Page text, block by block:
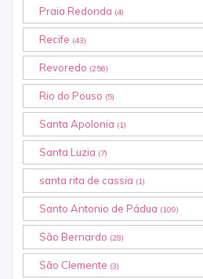
Praia Redonda (4)
Recife (43)
Revoredo (256)
Rio do Pouso (5)
Santa Apolonia (1)
Santa Luzia (7)
santa rita de cassia (1)
Santo Antonio de Pádua (109)
São Bernardo (28)
São Clemente (3)